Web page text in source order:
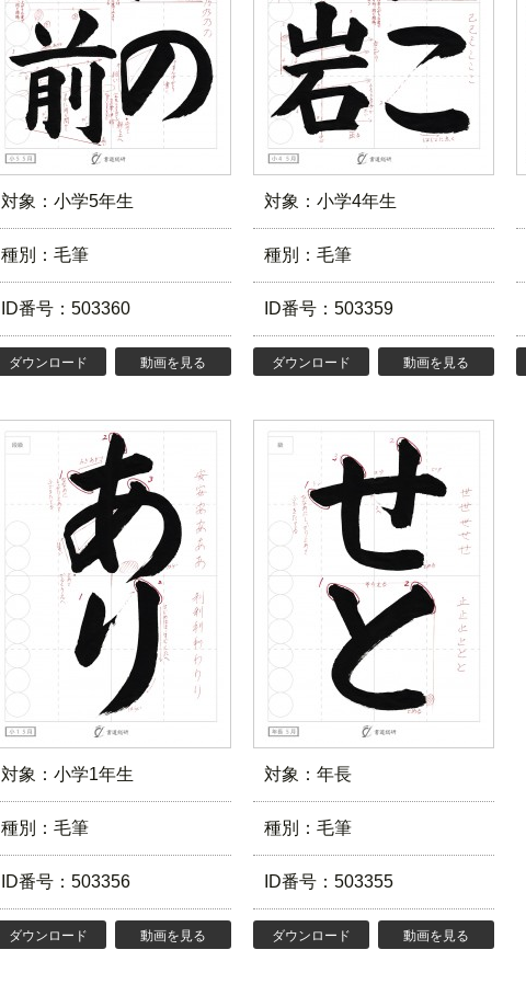
対象：小学5年生
種別：毛筆
ID番号：503360
ダウンロード 動画を見る
対象：小学4年生
種別：毛筆
ID番号：503359
ダウンロード 動画を見る
対象：小学1年生
種別：毛筆
ID番号：503356
ダウンロード 動画を見る
対象：年長
種別：毛筆
ID番号：503355
ダウンロード 動画を見る